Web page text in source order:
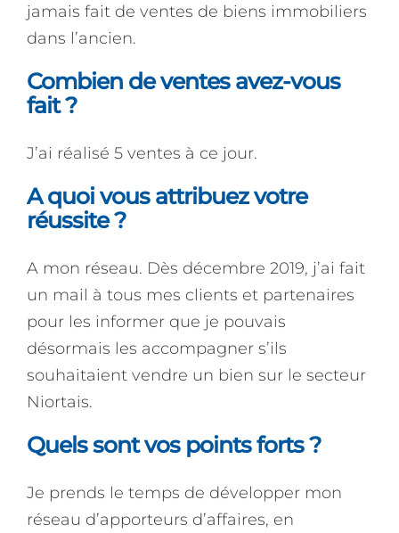
jamais fait de ventes de biens immobiliers
dans l’ancien.
Combien de ventes avez-vous
fait ?
J’ai réalisé 5 ventes à ce jour.
A quoi vous attribuez votre
réussite ?
A mon réseau. Dès décembre 2019, j’ai fait
un mail à tous mes clients et partenaires
pour les informer que je pouvais
désormais les accompagner s’ils
souhaitaient vendre un bien sur le secteur
Niortais.
Quels sont vos points forts ?
Je prends le temps de développer mon
réseau d’apporteurs d’affaires, en